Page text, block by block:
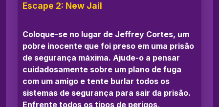
Escape 2: New Jail
Coloque-se no lugar de Jeffrey Cortes, um
pobre inocente que foi preso em uma prisão
de segurança máxima. Ajude-o a pensar
cuidadosamente sobre um plano de fuga
com um amigo e tente burlar todos os
sistemas de segurança para sair da prisão.
Enfrente todos os tipos de perigos,